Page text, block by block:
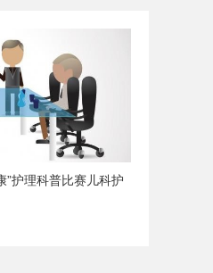
”护理科普比赛儿科护